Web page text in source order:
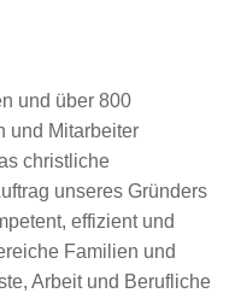
und über 800
und Mitarbeiter
christliche
unseres Gründers
effizient und
Familien und
Arbeit und Berufliche